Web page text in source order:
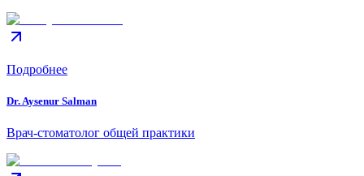
Подробнее
Dr. Aysenur Salman
Врач-стоматолог общей практики